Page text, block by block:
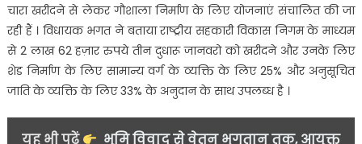
चारा खरीदने से लेकर गौशाला निर्माण के लिए योजनाएं संचालित की जा
रही हैं । विधायक भगत ने बताया राष्ट्रीय सहकारी विकास निगम के माध्यम
से 2 लाख 62 हज़ार रुपये तीन दुधारू जानवरो को खरीदने और उनके लिए
शेड निर्माण के लिए सामान्य वर्ग के व्यक्ति के लिए 25% और अनुसूचित
जाति के व्यक्ति के लिए 33% के अनुदान के साथ उपलब्ध है ।
यह भी पढ़ें
भूमि विवाद से वेतन भुगतान तक, आयुक्त